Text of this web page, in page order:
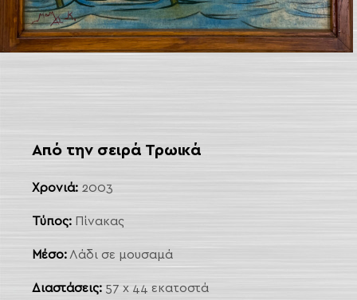
Από την σειρά Τρωικά
Χρονιά: 2003
Τύπος: Πίνακας
Μέσο: Λάδι σε μουσαμά
Διαστάσεις: 57 x 44 εκατοστά